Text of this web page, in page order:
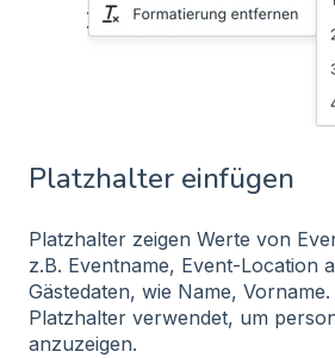
Platzhalter einfügen
Platzhalter zeigen Werte von
z.B. Eventname, Event-Location
Gästedaten, wie Name,
Platzhalter verwendet, um
anzuzeigen.